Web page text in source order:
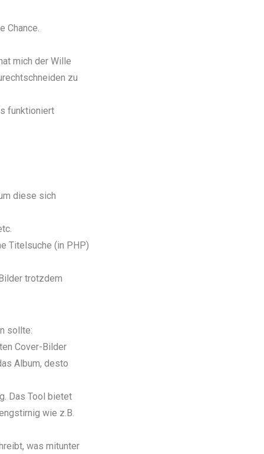
Chance.
mich der Wille
zu
funktioniert
diese sich
Titelsuche (in PHP)
trotzdem
sollte:
Cover-Bilder
Album, desto
Das Tool bietet
wie z.B.
was mitunter